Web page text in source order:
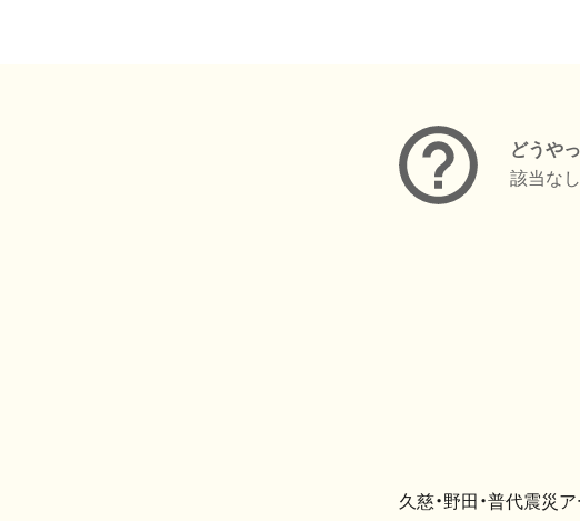
どうや
該当なし
久慈・野田・普代震災